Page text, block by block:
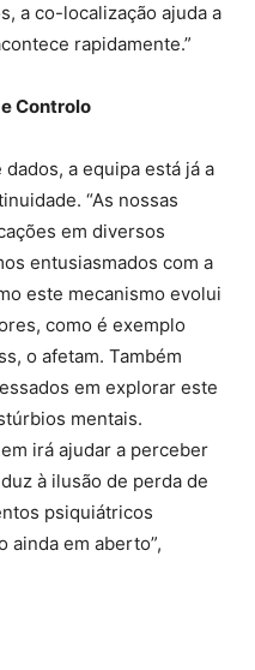
a co-localização ajuda a
rapidamente.”
Controlo
a equipa está já a
“As nossas
em diversos
entusiasmados com a
este mecanismo evolui
como é exemplo
o afetam. Também
em explorar este
mentais.
irá ajudar a perceber
à ilusão de perda de
psiquiátricos
ainda em aberto”,